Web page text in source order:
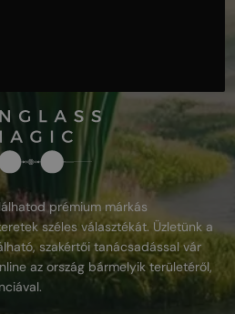
prémium márkás
széles választékát. Üzletünk a
szakértői tanácsadással vár
az ország bármelyik területéről,